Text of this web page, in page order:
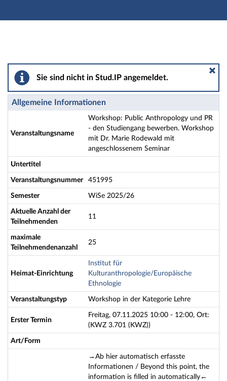
Hauptnavigation
Workshop: Public Anthropology und PR - den
Sie sind nicht in Stud.IP angemeldet.
Allgemeine Informationen
Veranstaltungsname
Workshop: Public Anthropology und PR
- den Studiengang bewerben. Workshop
mit Dr. Marie Rodewald mit
angeschlossenem Seminar
Untertitel
Veranstaltungsnummer 451995
Semester WiSe 2025/26
Aktuelle Anzahl der
Teilnehmenden
11
maximale
Teilnehmendenanzahl
25
Heimat-Einrichtung
Institut für
Kulturanthropologie/Europäische
Ethnologie
Veranstaltungstyp Workshop in der Kategorie Lehre
Erster Termin
Freitag, 07.11.2025 10:00 - 12:00, Ort:
(KWZ 3.701 (KWZ))
Art/Form
→Ab hier automatisch erfasste
Informationen / Beyond this point, the
information is filled in automatically←